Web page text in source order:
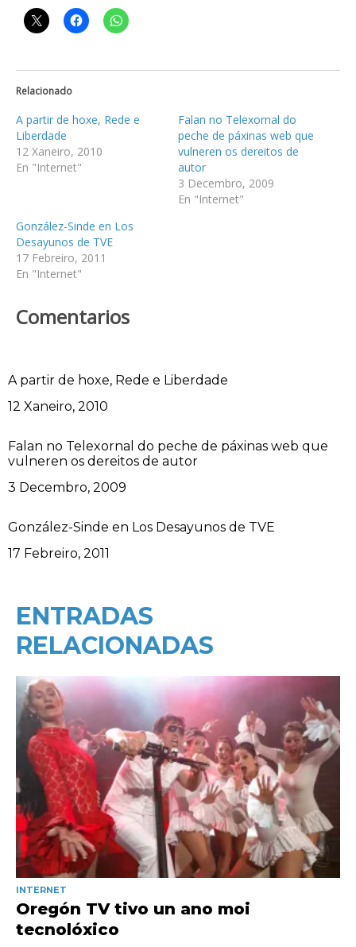
Relacionado
A partir de hoxe, Rede e
Liberdade
12 Xaneiro, 2010
En "Internet"
Falan no Telexornal do
peche de páxinas web que
vulneren os dereitos de
autor
3 Decembro, 2009
En "Internet"
González-Sinde en Los
Desayunos de TVE
17 Febreiro, 2011
En "Internet"
Comentarios
A partir de hoxe, Rede e Liberdade
Data
12 Xaneiro, 2010
Falan no Telexornal do peche de páxinas web que
vulneren os dereitos de autor
Data
3 Decembro, 2009
González-Sinde en Los Desayunos de TVE
Data
17 Febreiro, 2011
ENTRADAS
RELACIONADAS
INTERNET
Oregón TV tivo un ano moi
tecnolóxico